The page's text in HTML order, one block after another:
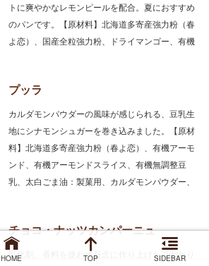
トに爽やかなレモンピールを配合。夏におすすめ
のパンです。【原材料】北海道多寄産強力粉（春
よ恋）、国産全粒強力粉、ドライマンゴー、有機
プッラ
カルダモンパウダーの風味が感じられる、豆乳生
地にシナモンシュガーを巻き込みました。【原材
料】北海道多寄産強力粉（春よ恋）、有機アーモ
ンド、有機アーモンドスライス、有機無調整豆
乳、太白ごま油：製菓用、カルダモンパウダー、
チョコ・ナッツカンパーニュ
乳化剤、香料を使わず丹念に作り上げたこだわり
HOME TOP SIDEBAR